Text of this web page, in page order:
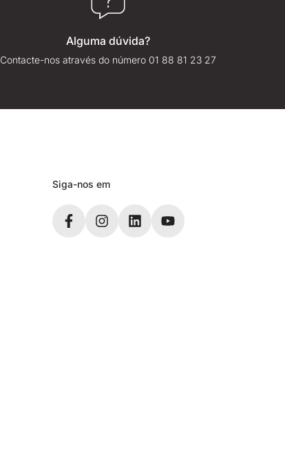
Alguma dúvida?
Contacte-nos através do número 01 88 81 23 27
Siga-nos em